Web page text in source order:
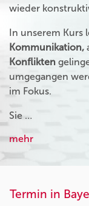
wieder
In unserem Kurs
Kommunikation,
Konflikten
umgegangen
im Fokus.
Sie …
mehr
Termin in